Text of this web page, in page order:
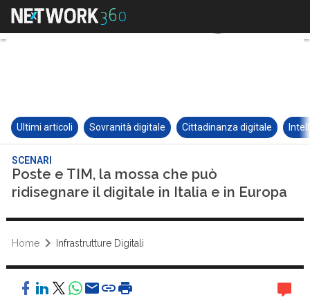
Ultimi articoli Sovranità digitale Cittadinanza digitale
SCENARI
Poste e TIM, la mossa che può
ridisegnare il digitale in Italia e in Europa
Home Infrastrutture Digitali